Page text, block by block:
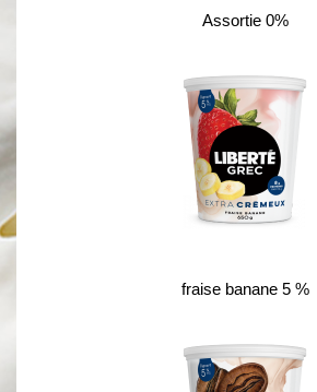
Assortie 0%
fraise banane 5 %